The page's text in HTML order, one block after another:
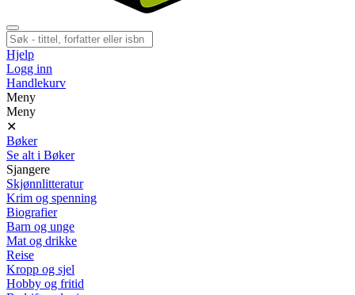
Hjelp
Logg inn
Handlekurv
Meny
Meny
✕
Bøker
Se alt i Bøker
Sjangere
Skjønnlitteratur
Krim og spenning
Biografier
Barn og unge
Mat og drikke
Reise
Kropp og sjel
Hobby og fritid